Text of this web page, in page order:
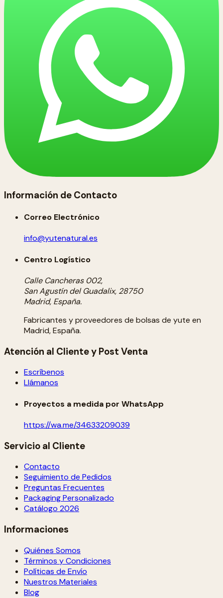
Información de Contacto
Correo Electrónico
info@yutenatural.es
Centro Logístico
Calle Cancheras 002,
San Agustín del Guadalix, 28750
Madrid, España.
Fabricantes y proveedores de bolsas de yute en
Madrid, España.
Atención al Cliente y Post Venta
Escríbenos
Llámanos
Proyectos a medida por WhatsApp
https://wa.me/34633209039
Servicio al Cliente
Contacto
Seguimiento de Pedidos
Preguntas Frecuentes
Packaging Personalizado
Catálogo 2026
Informaciones
Quiénes Somos
Términos y Condiciones
Políticas de Envío
Nuestros Materiales
Blog